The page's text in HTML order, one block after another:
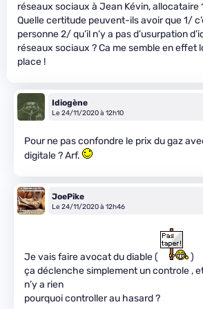
réseaux sociaux à Jean Kévin, allocataire
Quelle certitude peuvent-ils avoir que 1/
personne 2/ qu’il n’y a pas d’usurpation
réseaux sociaux ? Ca me semble en effet
place !
Idiogène
Le 24/11/2020 à 12h10
Pour ne pas confondre le prix du gaz
digitale ? Arf.
JoePike
Le 24/11/2020 à 12h46
Je vais faire avocat du diable (
)
ça déclenche simplement un controle , et
n’y a rien
pourquoi controller au hasard ?